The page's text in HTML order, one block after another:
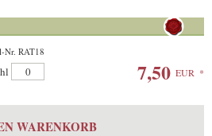
Nr. RAT18
7,50 EUR *
WARENKORB